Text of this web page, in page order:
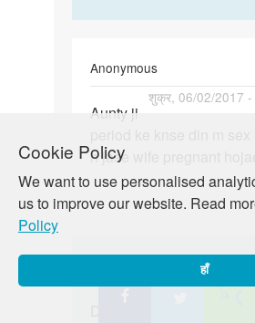
Cookie Policy
We want to use personalised
us to improve our website. Read
Policy
हाँ
Anonymous
शुक्र, 06/02/2017 -
Aunty
period
ke
knse
Aunty ji
h jase wife pregnant
शुक्र, 06/09/2017 -
reply
Dekho bête yeh keh pana